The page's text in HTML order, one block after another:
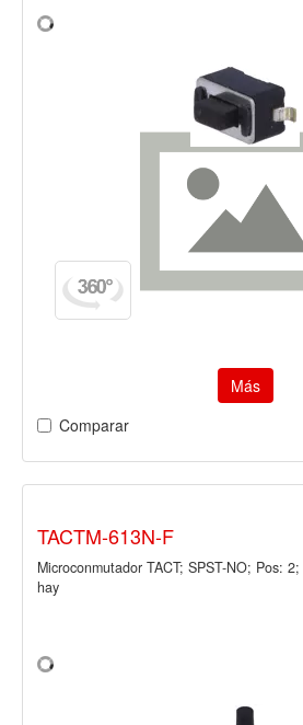
Más
Comparar
TACTM-613N-F
Microconmutador TACT; SPST-NO; Pos:
hay